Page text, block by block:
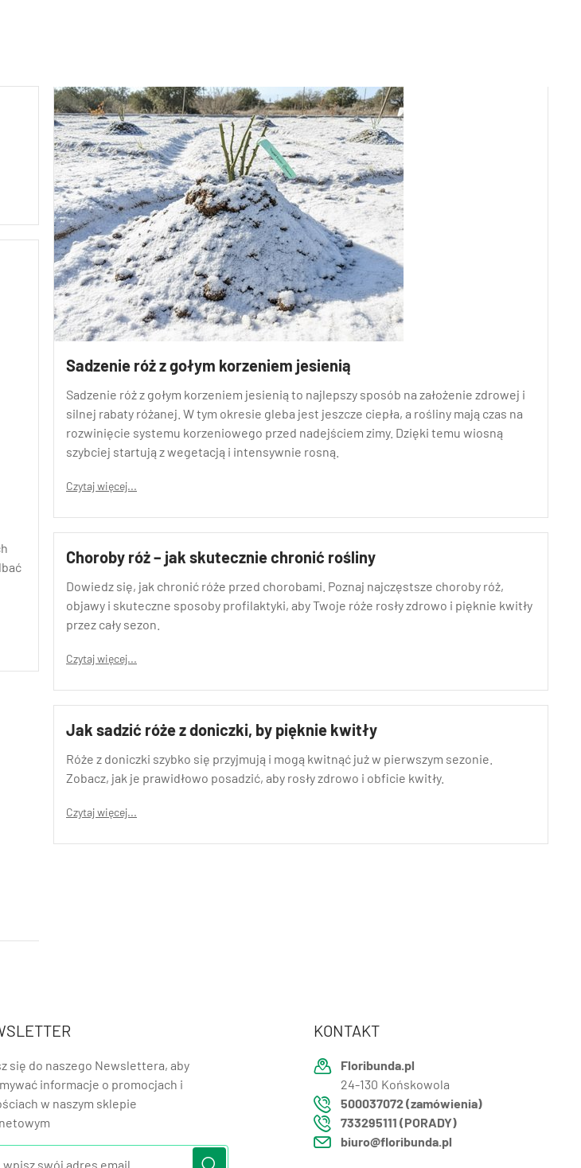
Sadzenie róż z gołym korzeniem jesienią
Sadzenie róż z gołym korzeniem jesienią to najlepszy sposób na założenie zdrowej i
silnej rabaty różanej. W tym okresie gleba jest jeszcze ciepła, a rośliny mają czas na
rozwinięcie systemu korzeniowego przed nadejściem zimy. Dzięki temu wiosną
szybciej startują z wegetacją i intensywnie rosną.
Czytaj więcej...
Choroby róż – jak skutecznie chronić rośliny
Dowiedz się, jak chronić róże przed chorobami. Poznaj najczęstsze choroby róż,
objawy i skuteczne sposoby profilaktyki, aby Twoje róże rosły zdrowo i pięknie kwitły
przez cały sezon.
Czytaj więcej...
Jak sadzić róże z doniczki, by pięknie kwitły
Róże z doniczki szybko się przyjmują i mogą kwitnąć już w pierwszym sezonie.
Zobacz, jak je prawidłowo posadzić, aby rosły zdrowo i obficie kwitły.
Czytaj więcej...
się do naszego Newslettera, aby
informacje o promocjach i
w naszym sklepie
KONTAKT
Floribunda.pl
24-130 Końskowola
500037072 (zamówienia)
733295111 (PORADY)
biuro@floribunda.pl